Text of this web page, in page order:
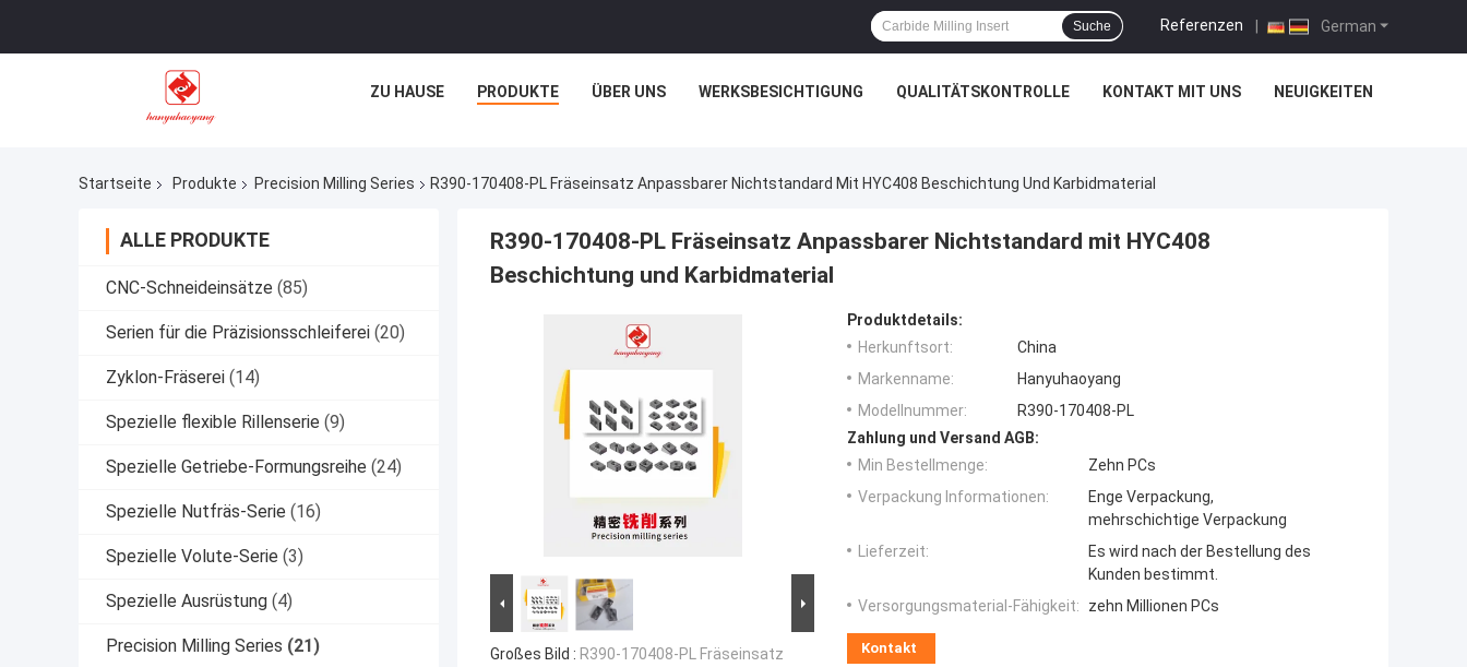
German
Referenzen |
Suche
ZU HAUSE PRODUKTE ÜBER UNS WERKSBESICHTIGUNG QUALITÄTSKONTROLLE KONTAKT MIT UNS NEUIGKEITEN
Startseite Produkte Precision Milling Series R390-170408-PL Fräseinsatz Anpassbarer Nichtstandard Mit HYC408 Beschichtung Und Karbidmaterial
ALLE PRODUKTE
CNC-Schneideinsätze (85)
Serien für die Präzisionsschleiferei (20)
Zyklon-Fräserei (14)
Spezielle flexible Rillenserie (9)
Spezielle Getriebe-Formungsreihe (24)
Spezielle Nutfräs-Serie (16)
Spezielle Volute-Serie (3)
Spezielle Ausrüstung (4)
Precision Milling Series (21)
R390-170408-PL Fräseinsatz Anpassbarer Nichtstandard mit HYC408
Beschichtung und Karbidmaterial
Großes Bild : R390-170408-PL Fräseinsatz
Produktdetails:
Herkunftsort:
China
Markenname:
Hanyuhaoyang
Modellnummer:
R390-170408-PL
Zahlung und Versand AGB:
Min Bestellmenge:
Zehn PCs
Verpackung Informationen:
Enge Verpackung,
mehrschichtige Verpackung
Lieferzeit:
Es wird nach der Bestellung des
Kunden bestimmt.
Versorgungsmaterial-Fähigkeit:
zehn Millionen PCs
Kontakt